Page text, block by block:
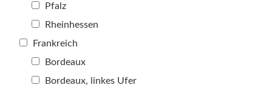
Pfalz
Rheinhessen
Frankreich
Bordeaux
Bordeaux, linkes Ufer